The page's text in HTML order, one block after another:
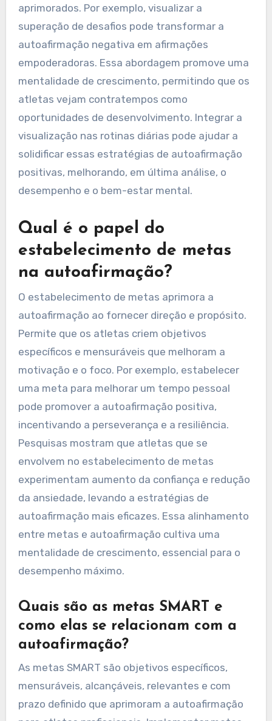
aprimorados. Por exemplo, visualizar a
superação de desafios pode transformar a
autoafirmação negativa em afirmações
empoderadoras. Essa abordagem promove uma
mentalidade de crescimento, permitindo que os
atletas vejam contratempos como
oportunidades de desenvolvimento. Integrar a
visualização nas rotinas diárias pode ajudar a
solidificar essas estratégias de autoafirmação
positivas, melhorando, em última análise, o
desempenho e o bem-estar mental.
Qual é o papel do
estabelecimento de metas
na autoafirmação?
O estabelecimento de metas aprimora a
autoafirmação ao fornecer direção e propósito.
Permite que os atletas criem objetivos
específicos e mensuráveis que melhoram a
motivação e o foco. Por exemplo, estabelecer
uma meta para melhorar um tempo pessoal
pode promover a autoafirmação positiva,
incentivando a perseverança e a resiliência.
Pesquisas mostram que atletas que se
envolvem no estabelecimento de metas
experimentam aumento da confiança e redução
da ansiedade, levando a estratégias de
autoafirmação mais eficazes. Essa alinhamento
entre metas e autoafirmação cultiva uma
mentalidade de crescimento, essencial para o
desempenho máximo.
Quais são as metas SMART e
como elas se relacionam com a
autoafirmação?
As metas SMART são objetivos específicos,
mensuráveis, alcançáveis, relevantes e com
prazo definido que aprimoram a autoafirmação